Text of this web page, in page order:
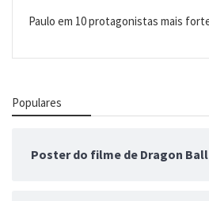
Paulo em 10 protagonistas mais
Populares
Poster do filme de Dragon